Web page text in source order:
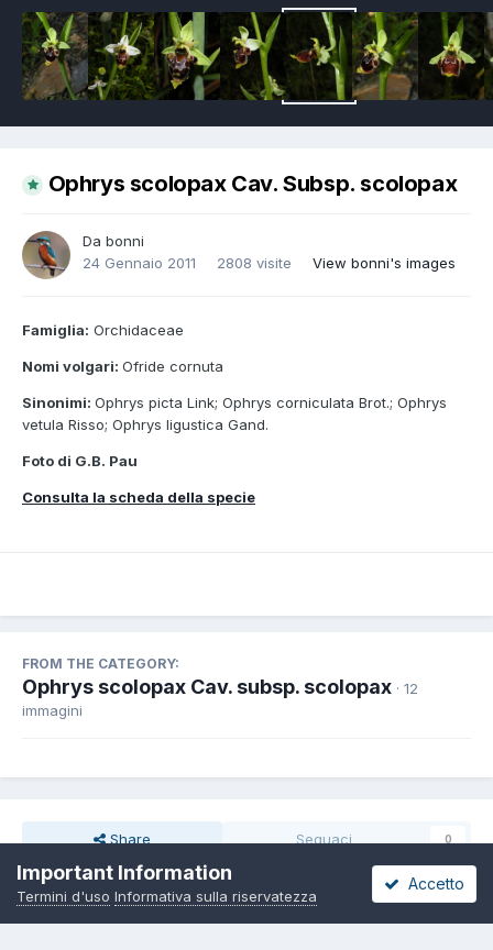
Ophrys scolopax Cav. Subsp. scolopax
Da bonni
24 Gennaio 2011
2808 visite View bonni's images
Famiglia: Orchidaceae
Nomi volgari: Ofride cornuta
Sinonimi: Ophrys picta Link; Ophrys corniculata Brot.; Ophrys
vetula Risso; Ophrys ligustica Gand.
Foto di G.B. Pau
Consulta la scheda della specie
FROM THE CATEGORY:
Ophrys scolopax Cav. subsp. scolopax · 12
immagini
Share Seguaci 0
Important Information
Termini d'uso Informativa sulla riservatezza
Accetto